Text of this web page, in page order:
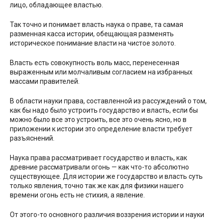
лицо, обладающее властью.
Так точно и понимает власть наука о праве, та самая
разменная касса истории, обещающая разменять
историческое понимание власти на чистое золото.
Власть есть совокупность воль масс, перенесенная
выраженным или молчаливым согласием на избранных
массами правителей.
В области науки права, составленной из рассуждений о том,
как бы надо было устроить государство и власть, если бы
можно было все это устроить, все это очень ясно, но в
приложении к истории это определение власти требует
разъяснений.
Наука права рассматривает государство и власть, как
древние рассматривали огонь — как что-то абсолютно
существующее. Для истории же государство и власть суть
только явления, точно так же как для физики нашего
времени огонь есть не стихия, а явление.
От этого-то основного различия воззрения истории и науки